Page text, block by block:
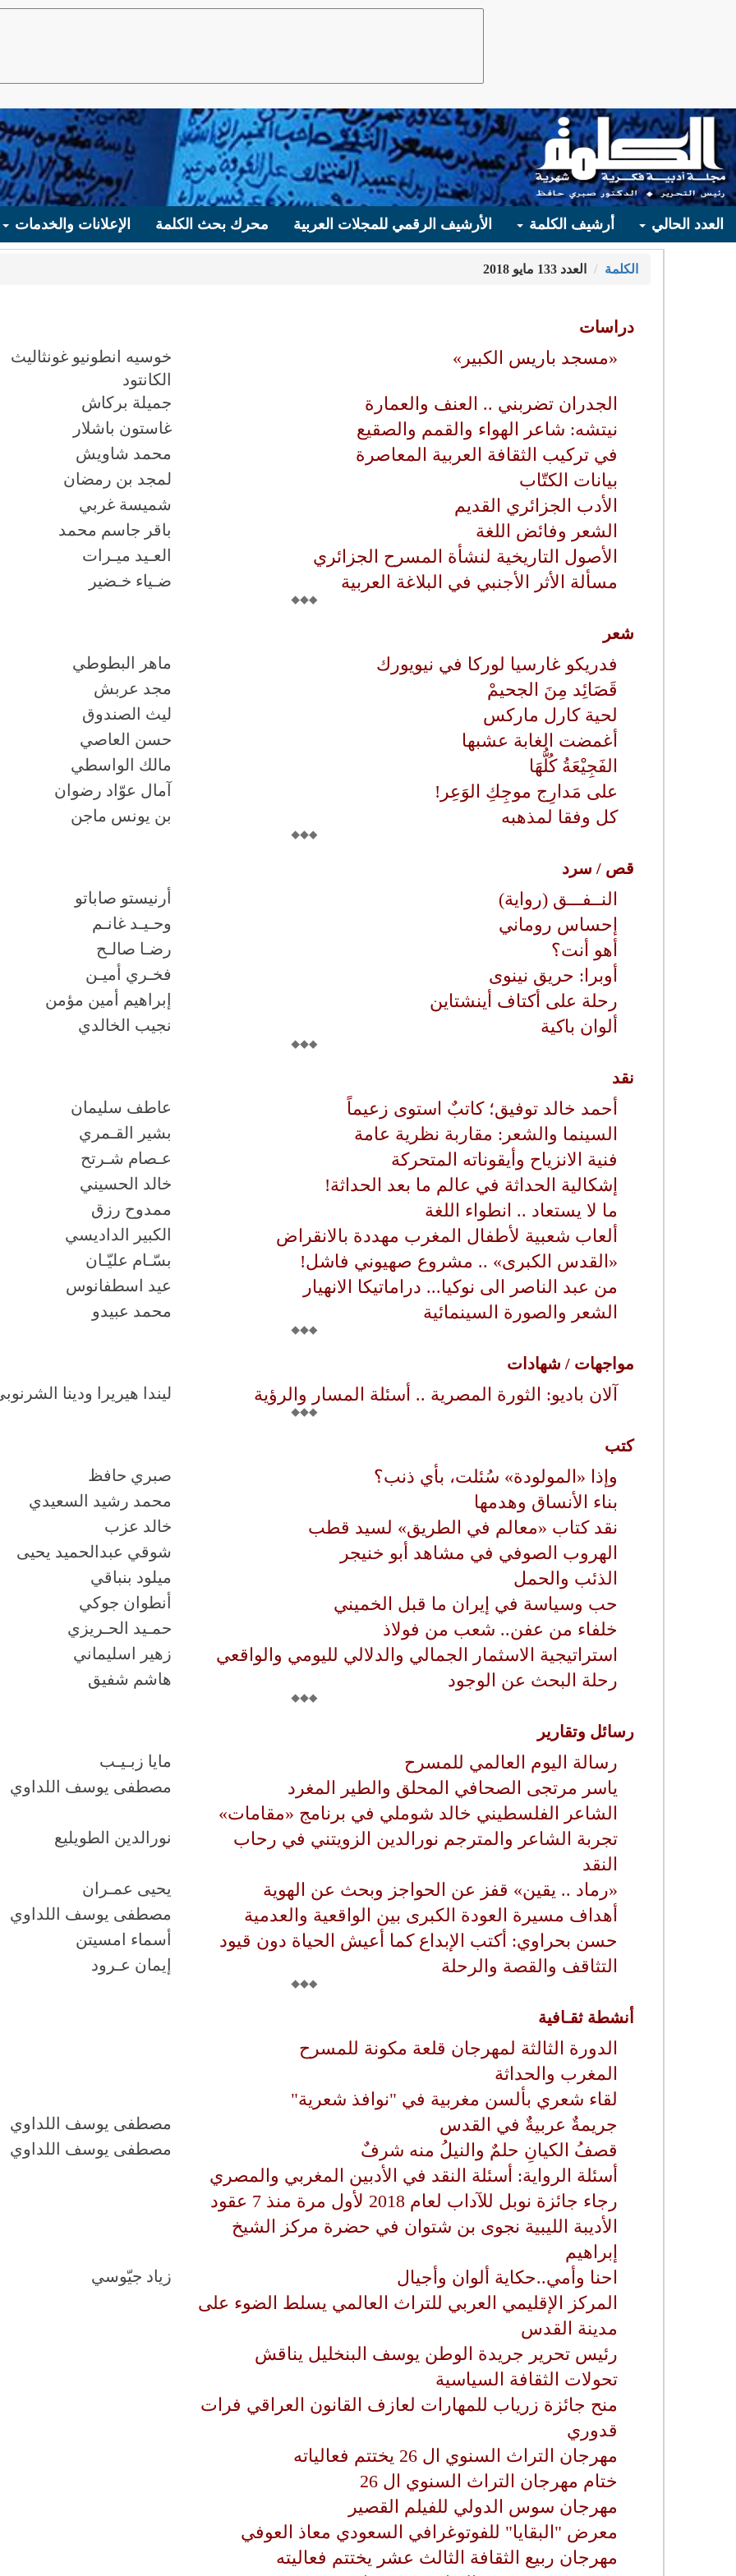
العدد الحالي أرشيف الكلمة الأرشيف الرقمي للمجلات العربية محرك بحث الكلمة الإعلانات والخدمات
الكلمة العدد 133 مايو 2018
دراسات
«مسجد باريس الكبير»
خوسيه انطونيو غونثاليث
الكانتود
الجدران تضربني .. العنف والعمارة جميلة بركاش
نيتشه: شاعر الهواء والقمم والصقيع غاستون باشلار
في تركيب الثقافة العربية المعاصرة محمد شاويش
بيانات الكتّاب لمجد بن رمضان
الأدب الجزائري القديم شميسة غربي
الشعر وفائض اللغة باقر جاسم محمد
الأصول التاريخية لنشأة المسرح الجزائري العـيد ميـرات
مسألة الأثر الأجنبي في البلاغة العربية ضـياء خـضير
شعر
فدريكو غارسيا لوركا في نيويورك ماهر البطوطي
قَصَائِد مِنَ الجحيمْ مجد عربش
لحية كارل ماركس ليث الصندوق
أغمضت الغابة عشبها حسن العاصي
الفَجِيْعَةُ كُلُّهَا مالك الواسطي
على مَدارِج موجِكِ الوَعِر! آمال عوّاد رضوان
كل وفقا لمذهبه بن يونس ماجن
قص / سرد
النــفـــق (رواية) أرنيستو صاباتو
إحساس روماني وحـيـد غانـم
أهو أنت؟ رضـا صالـح
أوبرا: حريق نينوى فخـري أميـن
رحلة على أكتاف أينشتاين إبراهيم أمين مؤمن
ألوان باكية نجيب الخالدي
نقد
أحمد خالد توفيق؛ كاتبٌ استوى زعيماً عاطف سليمان
السينما والشعر: مقاربة نظرية عامة بشير القـمري
فنية الانزياح وأيقوناته المتحركة عـصام شـرتح
إشكالية الحداثة في عالم ما بعد الحداثة! خالد الحسيني
ما لا يستعاد .. انطواء اللغة ممدوح رزق
ألعاب شعبية لأطفال المغرب مهددة بالانقراض الكبير الداديسي
«القدس الكبرى» .. مشروع صهيوني فاشل! بسّـام عليّـان
من عبد الناصر الى نوكيا... دراماتيكا الانهيار عيد اسطفانوس
الشعر والصورة السينمائية محمد عبيدو
مواجهات / شهادات
آلان باديو: الثورة المصرية .. أسئلة المسار والرؤية ليندا هيريرا ودينا
كتب
وإذا «المولودة» سُئلت، بأي ذنب؟ صبري حافظ
بناء الأنساق وهدمها محمد رشيد السعيدي
نقد كتاب «معالم في الطريق» لسيد قطب خالد عزب
الهروب الصوفي في مشاهد أبو خنيجر شوقي عبدالحميد يحيى
الذئب والحمل ميلود بنباقي
حب وسياسة في إيران ما قبل الخميني أنطوان جوكي
خلفاء من عفن.. شعب من فولاذ حمـيد الحـريزي
استراتيجية الاسثمار الجمالي والدلالي لليومي والواقعي زهير اسليماني
رحلة البحث عن الوجود هاشم شفيق
رسائل وتقارير
رسالة اليوم العالمي للمسرح مايا زبـيـب
ياسر مرتجى الصحافي المحلق والطير المغرد مصطفى يوسف اللداوي
الشاعر الفلسطيني خالد شوملي في برنامج «مقامات»
تجربة الشاعر والمترجم نورالدين الزويتني في رحاب
النقد
نورالدين الطويليع
«رماد .. يقين» قفز عن الحواجز وبحث عن الهوية يحيى عمـران
أهداف مسيرة العودة الكبرى بين الواقعية والعدمية مصطفى يوسف اللداوي
حسن بحراوي: أكتب الإبداع كما أعيش الحياة دون قيود أسماء امسيتن
التثاقف والقصة والرحلة إيمان عـرود
أنشطة ثقـافية
الدورة الثالثة لمهرجان قلعة مكونة للمسرح
المغرب والحداثة
لقاء شعري بألسن مغربية في "نوافذ شعرية"
جريمةٌ عربيةٌ في القدس
مصطفى يوسف اللداوي
قصفُ الكيانِ حلمٌ والنيلُ منه شرفٌ مصطفى يوسف اللداوي
أسئلة الرواية: أسئلة النقد في الأدبين المغربي والمصري
رجاء جائزة نوبل للآداب لعام 2018 لأول مرة منذ 7 عقود
الأديبة الليبية نجوى بن شتوان في حضرة مركز الشيخ
إبراهيم
احنا وأمي..حكاية ألوان وأجيال
زياد جيّوسي
المركز الإقليمي العربي للتراث العالمي يسلط الضوء على
مدينة القدس
رئيس تحرير جريدة الوطن يوسف البنخليل يناقش
تحولات الثقافة السياسية
منح جائزة زرياب للمهارات لعازف القانون العراقي فرات
قدوري
مهرجان التراث السنوي ال 26 يختتم فعالياته
ختام مهرجان التراث السنوي ال 26
مهرجان سوس الدولي للفيلم القصير
معرض "البقايا" للفوتوغرافي السعودي معاذ العوفي
مهرجان ربيع الثقافة الثالث عشر يختتم فعاليته